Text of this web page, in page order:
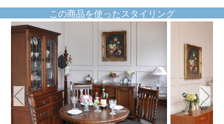
この商品を使ったスタイリング